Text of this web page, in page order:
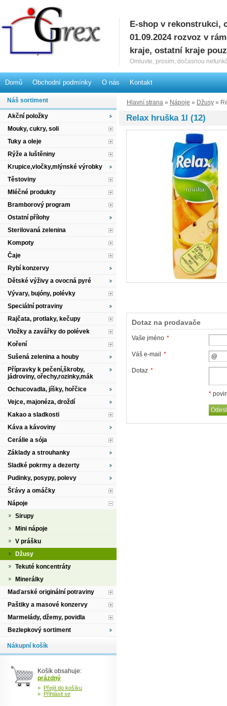
Hlavní strana » Nápoje » Džusy »
Relax hruška 1l (12)
Dotaz na prodavače
Vaše jméno *
Váš e-mail *
Dotaz *
*
Náš sortiment
Akční položky
Mouky, cukry, soli
Tuky a oleje
Rýže a luštěniny
Krupice,vločky,mlýnské výrobky
Těstoviny
Mléčné produkty
Bramborový program
Ostatní přílohy
Sterilovaná zelenina
Kompoty
Čaje
Rybí konzervy
Dětské výživy a ovocná pyré
Vývary, bujóny, polévky
Speciální potraviny
Rajčata, protlaky, kečupy
Vložky a zavářky do polévek
Koření
Sušená zelenina a houby
Přípravky k pečení,škroby,
jádroviny, ořechy,rozinky,mák
Ochucovadla, jíšky, hořčice
Vejce, majonéza, droždí
Kakao a sladkosti
Káva a kávoviny
Cerálie a sója
Základy a strouhanky
Sladké pokrmy a dezerty
Pudinky, posypy, polevy
Šťávy a omáčky
Nápoje
Sirupy
Mini nápoje
V prášku
Džusy
Tekuté koncentráty
Minerálky
Maďarské originální potraviny
Paštiky a masové konzervy
Marmelády, džemy, povidla
Bezlepkový sortiment
Nákupní košík
Košík obsahuje:
prázdný
» Přejít do košíku
» Přihlásit se
G
E-shop v rekonstrukci,
01.09.2024 rozvoz v
kraje, ostatní kraje
Omluvte, prosím, dočasnou
Domů Obchodní podmínky O nás Kontakt